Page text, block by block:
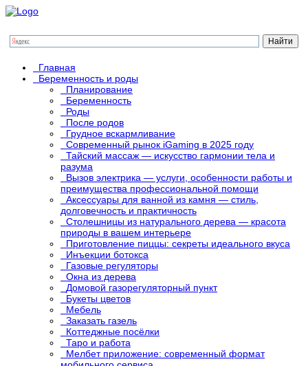
Главная
Беременность и роды
Планирование
Беременность
Роды
После родов
Грудное вскармливание
Современный рынок iGaming в 2025 году
Тайский массаж — искусство гармонии тела и
разума
Вызов электрика — услуги, особенности работы и
преимущества профессиональной помощи
Аксессуары для ванной из камня — стиль,
долговечность и практичность
Столешницы из натурального дерева — красота
природы в вашем интерьере
Приготовление пиццы: секреты идеального вкуса
Инъекции ботокса
Газовые регуляторы
Окна из дерева
Домовой газорегуляторный пункт
Букеты цветов
Мебель
Заказать газель
Коттеджные посёлки
Таро и работа
Мелбет приложение: современный формат